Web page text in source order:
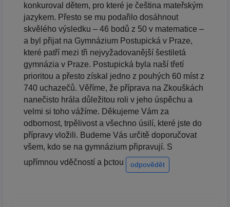
konkuroval dětem, pro které je čeština mateřským
jazykem. Přesto se mu podařilo dosáhnout
skvělého výsledku – 46 bodů z 50 v matematice –
a byl přijat na Gymnázium Postupická v Praze,
které patří mezi tři nejvyžadovanější šestiletá
gymnázia v Praze. Postupická byla naší třetí
prioritou a přesto získal jedno z pouhých 60 míst z
740 uchazečů. Věříme, že příprava na Zkouškách
nanečisto hrála důležitou roli v jeho úspěchu a
velmi si toho vážíme. Děkujeme Vám za
odbornost, trpělivost a všechno úsilí, které jste do
přípravy vložili. Budeme Vás určitě doporučovat
všem, kdo se na gymnázium připravují. S
upřímnou vděčností a þctou
odpovědět